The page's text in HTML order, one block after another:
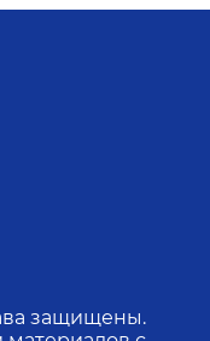
защищены.